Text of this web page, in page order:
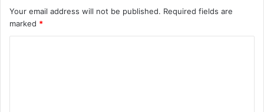
Your email address will not be published. Required fields are
marked *